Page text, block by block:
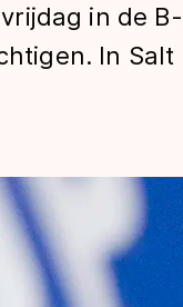
Spelen
in de
In